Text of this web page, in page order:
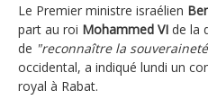
Le Premier ministre israélien
part au roi Mohammed VI de la
de "reconnaître la
occidental, a indiqué lundi un
royal à Rabat.